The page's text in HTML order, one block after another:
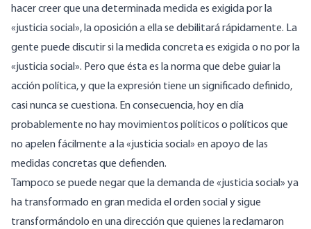
hacer creer que una determinada medida es exigida por la
«justicia social», la oposición a ella se debilitará rápidamente. La
gente puede discutir si la medida concreta es exigida o no por la
«justicia social». Pero que ésta es la norma que debe guiar la
acción política, y que la expresión tiene un significado definido,
casi nunca se cuestiona. En consecuencia, hoy en día
probablemente no hay movimientos políticos o políticos que
no apelen fácilmente a la «justicia social» en apoyo de las
medidas concretas que defienden.
Tampoco se puede negar que la demanda de «justicia social» ya
ha transformado en gran medida el orden social y sigue
transformándolo en una dirección que quienes la reclamaron